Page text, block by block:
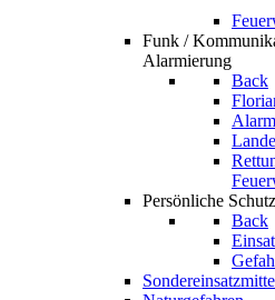
Funk /
Alarmierung
Back
Persönliche
Back